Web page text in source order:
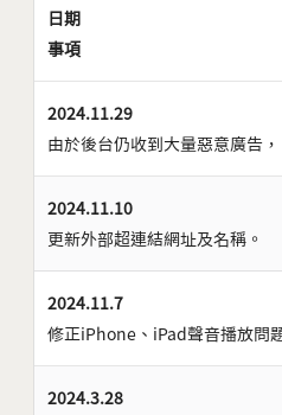
日期
事項
2024.11.29
由於後台仍收到大量惡意廣告
2024.11.10
更新外部超連結網址及名稱。
2024.11.7
修正iPhone、iPad聲音播放問
2024.3.28